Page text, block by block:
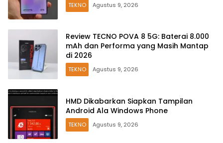
TEKNO Agustus 9, 2026
Review TECNO POVA 8 5G: Baterai 8.000
mAh dan Performa yang Masih Mantap
di 2026
TEKNO Agustus 9, 2026
HMD Dikabarkan Siapkan Tampilan
Android Ala Windows Phone
TEKNO Agustus 9, 2026